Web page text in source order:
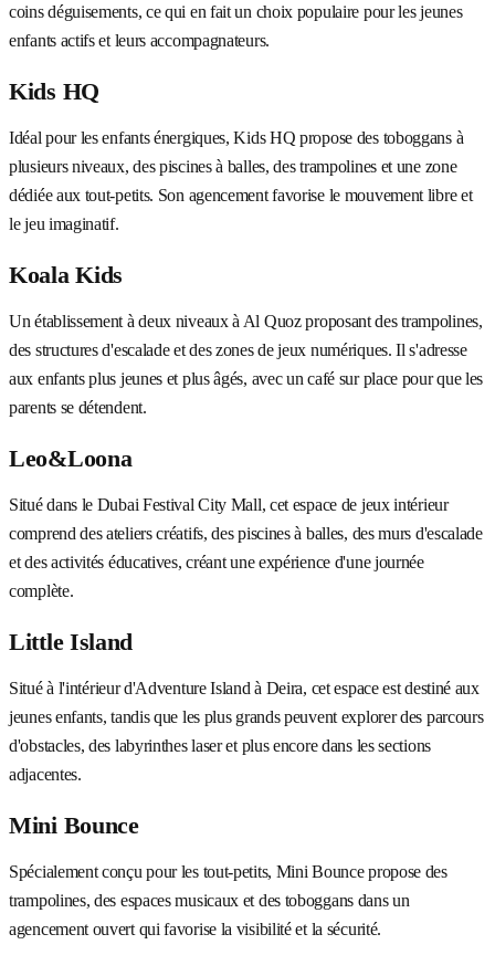
coins déguisements, ce qui en fait un choix populaire pour les jeunes
enfants actifs et leurs accompagnateurs.
Kids HQ
Idéal pour les enfants énergiques, Kids HQ propose des toboggans à
plusieurs niveaux, des piscines à balles, des trampolines et une zone
dédiée aux tout-petits. Son agencement favorise le mouvement libre et
le jeu imaginatif.
Koala Kids
Un établissement à deux niveaux à Al Quoz proposant des trampolines,
des structures d'escalade et des zones de jeux numériques. Il s'adresse
aux enfants plus jeunes et plus âgés, avec un café sur place pour que les
parents se détendent.
Leo&Loona
Situé dans le Dubai Festival City Mall, cet espace de jeux intérieur
comprend des ateliers créatifs, des piscines à balles, des murs d'escalade
et des activités éducatives, créant une expérience d'une journée
complète.
Little Island
Situé à l'intérieur d'Adventure Island à Deira, cet espace est destiné aux
jeunes enfants, tandis que les plus grands peuvent explorer des parcours
d'obstacles, des labyrinthes laser et plus encore dans les sections
adjacentes.
Mini Bounce
Spécialement conçu pour les tout-petits, Mini Bounce propose des
trampolines, des espaces musicaux et des toboggans dans un
agencement ouvert qui favorise la visibilité et la sécurité.